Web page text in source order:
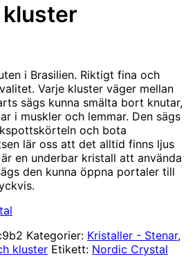
i Brasilien. Riktigt fina och
Varje kluster väger mellan
sägs kunna smälta bort knutar,
i muskler och lemmar. Den sägs
och bota
lär oss att det alltid finns ljus
en underbar kristall att använda
den kunna öppna portaler till
Kategorier: Kristaller - Stenar,
kluster Etikett: Nordic Crystal